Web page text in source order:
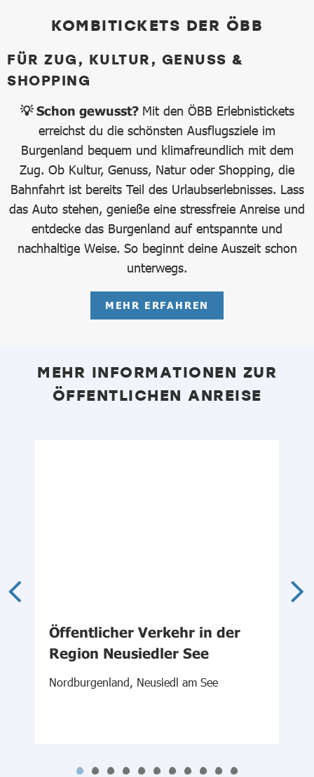
KOMBITICKETS DER ÖBB
FÜR ZUG, KULTUR, GENUSS &
SHOPPING
💡 Schon gewusst? Mit den ÖBB Erlebnistickets
erreichst du die schönsten Ausflugsziele im
Burgenland bequem und klimafreundlich mit dem
Zug. Ob Kultur, Genuss, Natur oder Shopping, die
Bahnfahrt ist bereits Teil des Urlaubserlebnisses. Lass
das Auto stehen, genieße eine stressfreie Anreise und
entdecke das Burgenland auf entspannte und
nachhaltige Weise. So beginnt deine Auszeit schon
unterwegs.
MEHR ERFAHREN
MEHR INFORMATIONEN ZUR
ÖFFENTLICHEN ANREISE
Öffentlicher Verkehr in der
Region Neusiedler See
Nordburgenland, Neusiedl am See